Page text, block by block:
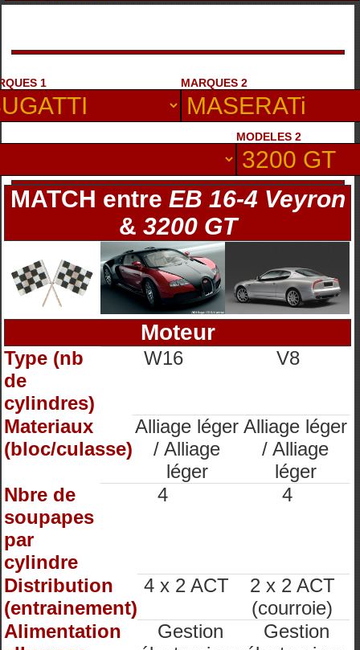
1 MARQUES 2
MODELES 2
MATCH entre EB 16-4 Veyron
& 3200 GT
Moteur
Type (nb
de
cylindres)
W16 V8
Materiaux
(bloc/culasse)
Alliage léger
/ Alliage
léger
Alliage léger
/ Alliage
léger
Nbre de
soupapes
par
cylindre
4 4
Distribution
(entrainement)
4 x 2 ACT
2 x 2 ACT
(courroie)
Alimentation
Gestion
Gestion